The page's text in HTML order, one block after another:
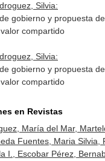
Silvia:
gobierno y propuesta
compartido
Silvia:
gobierno y propuesta
compartido
en Revistas
María del Mar,
Fuentes, Maria Silvia,
I., Escobar Pérez,